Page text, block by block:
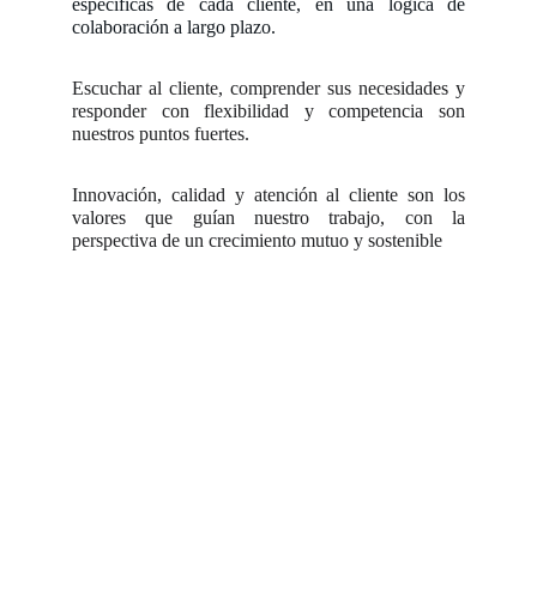
específicas de cada cliente, en una lógica de
colaboración a largo plazo.
Escuchar al cliente, comprender sus necesidades y
responder con flexibilidad y competencia son
nuestros puntos fuertes.
Innovación, calidad y atención al cliente son los
valores que guían nuestro trabajo, con la
perspectiva de un crecimiento mutuo y sostenible